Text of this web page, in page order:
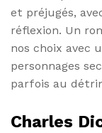
et préjugés,
réflexion. Un
nos choix avec
personnages
parfois au
Charles